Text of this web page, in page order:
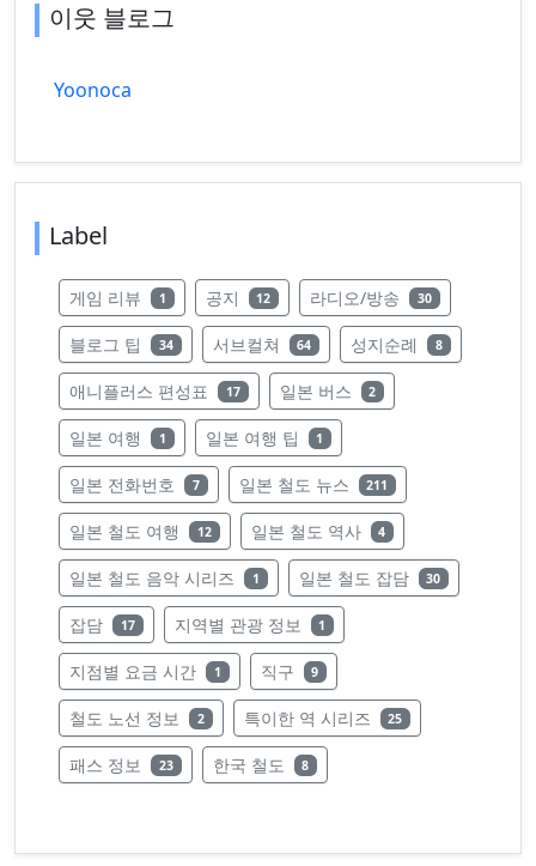
이웃 블로그
Yoonoca
Label
게임 리뷰 레이블의 글 수
1 공지 레이블의 글 수
12 라디오/방송 레이블의 글 수
30
블로그 팁 레이블의 글 수
34 서브컬쳐 레이블의 글 수
64 성지순례 레이블의 글 수
8
애니플러스 편성표 레이블의 글 수
17 일본 버스 레이블의 글 수
2
일본 여행 레이블의 글 수
1 일본 여행 팁 레이블의 글 수
1
일본 전화번호 레이블의 글 수
7 일본 철도 뉴스 레이블의 글 수
211
일본 철도 여행 레이블의 글 수
12 일본 철도 역사 레이블의 글 수
4
일본 철도 음악 시리즈 레이블의 글 수
1 일본 철도 잡담 레이블의 글 수
30
잡담 레이블의 글 수
17 지역별 관광 정보 레이블의 글 수
1
지점별 요금 시간 레이블의 글 수
1 직구 레이블의 글 수
9
철도 노선 정보 레이블의 글 수
2 특이한 역 시리즈 레이블의 글 수
25
패스 정보 레이블의 글 수
23 한국 철도 레이블의 글 수
8